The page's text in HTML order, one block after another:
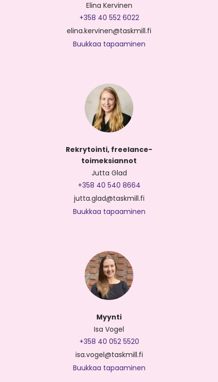
Elina Kervinen
+358 40 552 6022
elina.kervinen@taskmill.fi
Buukkaa tapaaminen
Rekrytointi, freelance-
toimeksiannot
Jutta Glad
+358 40 540 8664
jutta.glad@taskmill.fi
Buukkaa tapaaminen
Myynti
Isa Vogel
+358 40 052 5520
isa.vogel@taskmill.fi
Buukkaa tapaaminen